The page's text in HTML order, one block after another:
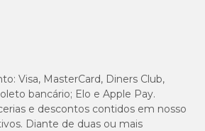
Visa, MasterCard, Diners Club,
bancário; Elo e Apple Pay.
e descontos contidos em nosso
Diante de duas ou mais